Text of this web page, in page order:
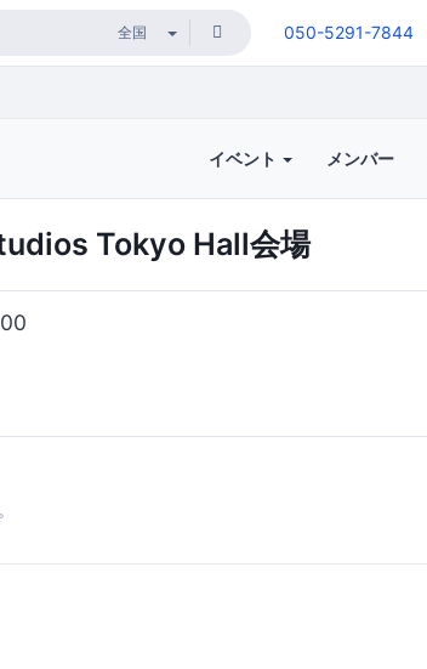
050-5291-7844
イベント メンバー
Tokyo Hall会場